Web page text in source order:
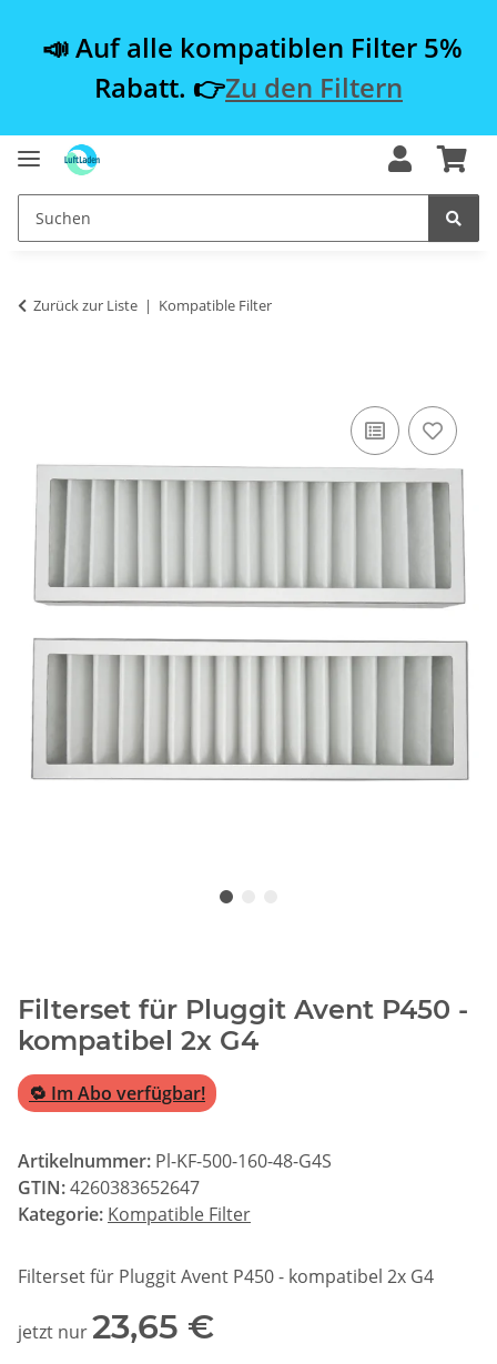
📣 Auf alle kompatiblen Filter 5%
Rabatt. 👉Zu den Filtern
Zurück zur Liste Kompatible Filter
Filterset für Pluggit Avent P450 -
kompatibel 2x G4
🔁 Im Abo verfügbar!
Artikelnummer: Pl-KF-500-160-48-G4S
GTIN:4260383652647
Kategorie: Kompatible Filter
Filterset für Pluggit Avent P450 - kompatibel 2x G4
jetzt nur23,65 €